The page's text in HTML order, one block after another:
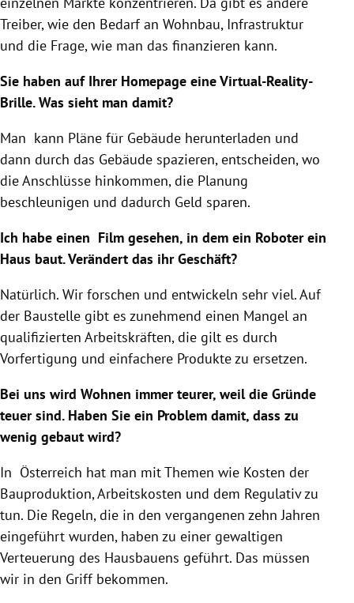
Treiber, wie den Bedarf an Wohnbau, Infrastruktur
und die Frage, wie man das finanzieren kann.
Sie haben auf Ihrer Homepage eine Virtual-Reality-
Brille. Was sieht man damit?
Man kann Pläne für Gebäude herunterladen und
dann durch das Gebäude spazieren, entscheiden, wo
die Anschlüsse hinkommen, die Planung
beschleunigen und dadurch Geld sparen.
Ich habe einen Film gesehen, in dem ein Roboter ein
Haus baut. Verändert das ihr Geschäft?
Natürlich. Wir forschen und entwickeln sehr viel. Auf
der Baustelle gibt es zunehmend einen Mangel an
qualifizierten Arbeitskräften, die gilt es durch
Vorfertigung und einfachere Produkte zu ersetzen.
Bei uns wird Wohnen immer teurer, weil die Gründe
teuer sind. Haben Sie ein Problem damit, dass zu
wenig gebaut wird?
In Österreich hat man mit Themen wie Kosten der
Bauproduktion, Arbeitskosten und dem Regulativ zu
tun. Die Regeln, die in den vergangenen zehn Jahren
eingeführt wurden, haben zu einer gewaltigen
Verteuerung des Hausbauens geführt. Das müssen
wir in den Griff bekommen.